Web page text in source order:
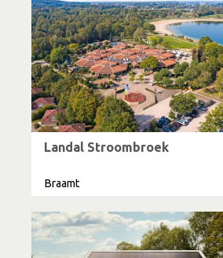
Landal Stroombroek
Braamt